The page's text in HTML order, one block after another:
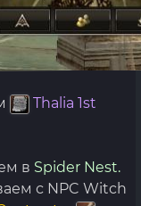
Thalia 1st
в Spider Nest.
с NPC Witch